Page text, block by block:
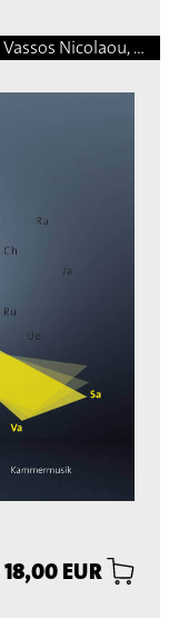
Elliott Carter, Beat Furrer, Chikage Imai, Vassos Nicolaou, Matej Bonin, Bernhard Gander, Manfred Trojahn, Vito Žuraj, Marcelo Perticone, Steingrimur Rohloff, Márton Illés, Natalio Sued, Damon Thomas Lee, Hermann Kretzschmar, Martin Matalon, Adalberto Vidal
18,00 EUR